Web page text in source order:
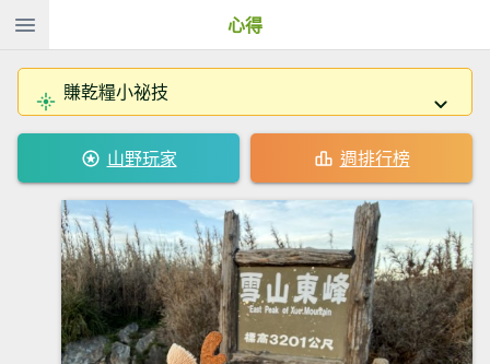
心得
賺乾糧小祕技
山野玩家 週排行榜